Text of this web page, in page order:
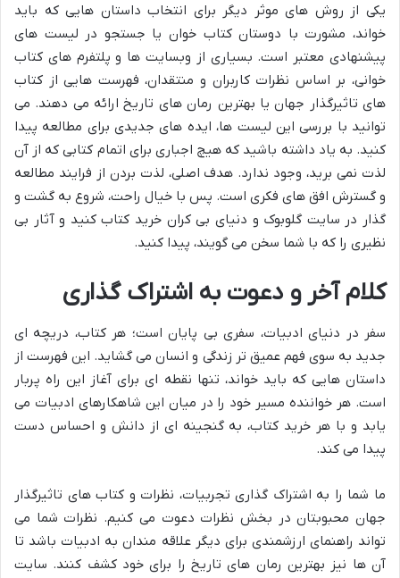
یکی از روش های موثر دیگر برای انتخاب داستان هایی که باید
خواند، مشورت با دوستان کتاب خوان یا جستجو در لیست های
پیشنهادی معتبر است. بسیاری از وبسایت ها و پلتفرم های کتاب
خوانی، بر اساس نظرات کاربران و منتقدان، فهرست هایی از کتاب
های تاثیرگذار جهان یا بهترین رمان های تاریخ ارائه می دهند. می
توانید با بررسی این لیست ها، ایده های جدیدی برای مطالعه پیدا
کنید. به یاد داشته باشید که هیچ اجباری برای اتمام کتابی که از آن
لذت نمی برید، وجود ندارد. هدف اصلی، لذت بردن از فرایند مطالعه
و گسترش افق های فکری است. پس با خیال راحت، شروع به گشت و
گذار در سایت گلوبوک و دنیای بی کران خرید کتاب کنید و آثار بی
نظیری را که با شما سخن می گویند، پیدا کنید.
کلام آخر و دعوت به اشتراک گذاری
سفر در دنیای ادبیات، سفری بی پایان است؛ هر کتاب، دریچه ای
جدید به سوی فهم عمیق تر زندگی و انسان می گشاید. این فهرست از
داستان هایی که باید خواند، تنها نقطه ای برای آغاز این راه پربار
است. هر خواننده مسیر خود را در میان این شاهکارهای ادبیات می
یابد و با هر خرید کتاب، به گنجینه ای از دانش و احساس دست
پیدا می کند.
ما شما را به اشتراک گذاری تجربیات، نظرات و کتاب های تاثیرگذار
جهان محبوبتان در بخش نظرات دعوت می کنیم. نظرات شما می
تواند راهنمای ارزشمندی برای دیگر علاقه مندان به ادبیات باشد تا
آن ها نیز بهترین رمان های تاریخ را برای خود کشف کنند. سایت